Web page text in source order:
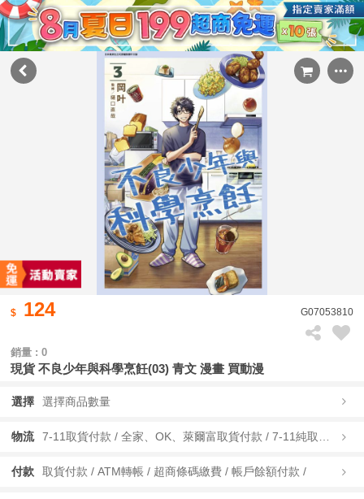
124 G07053810
銷量 : 0
現貨 不良少年與科學烹飪(03) 青文 漫畫 買動漫
選擇 選擇商品數量
物流
付款 取貨付款 / ATM轉帳 / 超商條碼繳費 / 帳戶餘額付款 /